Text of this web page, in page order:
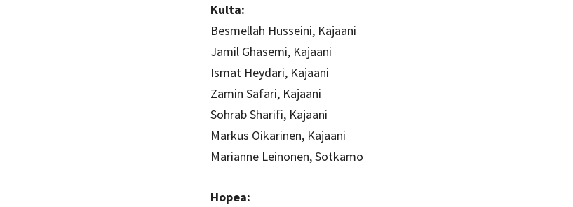
Kulta:
Besmellah Husseini, Kajaani
Jamil Ghasemi, Kajaani
Ismat Heydari, Kajaani
Zamin Safari, Kajaani
Sohrab Sharifi, Kajaani
Markus Oikarinen, Kajaani
Marianne Leinonen, Sotkamo
Hopea: